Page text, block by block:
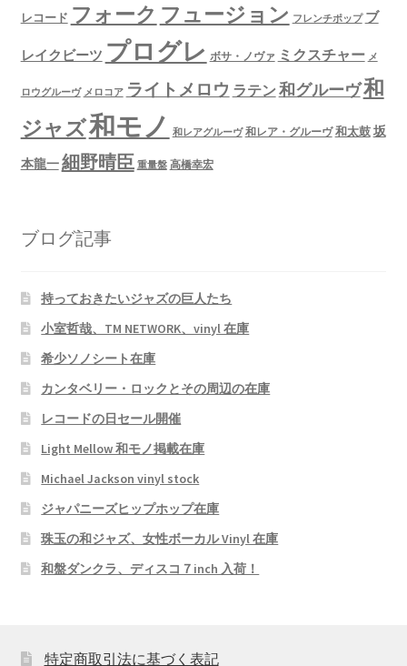
レコード フォーク フュージョン フレンチポップ ブ
レイクビーツ プログレ ボサ・ノヴァ ミクスチャー メ
ロウグルーヴ メロコア ライトメロウ ラテン 和グルーヴ和
ジャズ和モノ 和レアグルーヴ 和レア・グルーヴ 和太鼓坂
本龍一細野晴臣 重量盤 高橋幸宏
ブログ記事
持っておきたいジャズの巨人たち
小室哲哉、TM NETWORK、vinyl 在庫
希少ソノシート在庫
カンタベリー・ロックとその周辺の在庫
レコードの日セール開催
Light Mellow 和モノ掲載在庫
Michael Jackson vinyl stock
ジャパニーズヒップホップ在庫
珠玉の和ジャズ、女性ボーカル Vinyl 在庫
和盤ダンクラ、ディスコ７inch 入荷！
特定商取引法に基づく表記